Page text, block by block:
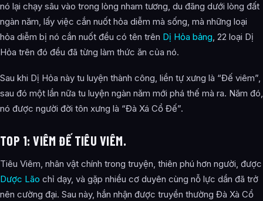
nó lại chạy sâu vào trong lòng nham tương, du đãng dưới lòng đất
ngàn năm, lấy việc cắn nuốt hỏa diễm mà sống, mà những loại
hỏa diễm bị nó cắn nuốt đều có tên trên Dị Hỏa bảng, 22 loại Dị
Hỏa trên đó đều đã từng làm thức ăn của nó.
Sau khi Dị Hỏa này tu luyện thành công, liền tự xưng là “Đế viêm”,
sau đó một lần nữa tu luyện ngàn năm mới phá thế mà ra. Năm đó,
nó được người đời tôn xưng là “Đà Xá Cổ Đế”.
TOP 1: VIÊM ĐẾ TIÊU VIÊM.
Tiêu Viêm, nhân vật chính trong truyện, thiên phú hơn người, được
Dược Lão chỉ dạy, và gặp nhiều cơ duyên cùng nỗ lực dần đã trở
nên cường đại. Sau này, hắn nhận được truyền thường Đà Xà Cổ